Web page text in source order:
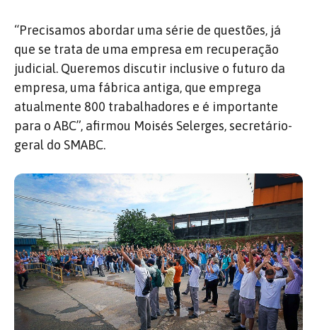
“Precisamos abordar uma série de questões, já
que se trata de uma empresa em recuperação
judicial. Queremos discutir inclusive o futuro da
empresa, uma fábrica antiga, que emprega
atualmente 800 trabalhadores e é importante
para o ABC”, afirmou Moisés Selerges, secretário-
geral do SMABC.